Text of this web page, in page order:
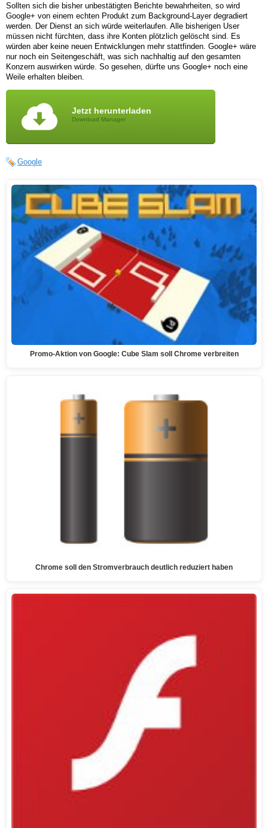
Sollten sich die bisher unbestätigten Berichte bewahrheiten, so wird
Google+ von einem echten Produkt zum Background-Layer degradiert
werden. Der Dienst an sich würde weiterlaufen. Alle bisherigen User
müssen nicht fürchten, dass ihre Konten plötzlich gelöscht sind. Es
würden aber keine neuen Entwicklungen mehr stattfinden. Google+ wäre
nur noch ein Seitengeschäft, was sich nachhaltig auf den gesamten
Konzern auswirken würde. So gesehen, dürfte uns Google+ noch eine
Weile erhalten bleiben.
Jetzt herunterladen
Download Manager
Google
Promo-Aktion von Google: Cube Slam soll Chrome verbreiten
Chrome soll den Stromverbrauch deutlich reduziert haben